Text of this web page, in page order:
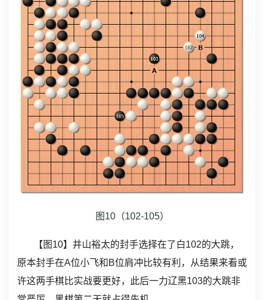
图10（102-105）
【图10】井山裕太的封手选择在了白102的大跳，
原本封手在A位小飞和B位肩冲比较有利，从结果来看或
许这两手棋比实战要更好，此后一力辽黑103的大跳非